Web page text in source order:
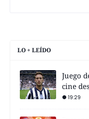
LO + LEÍDO
Juego
cine
19:29